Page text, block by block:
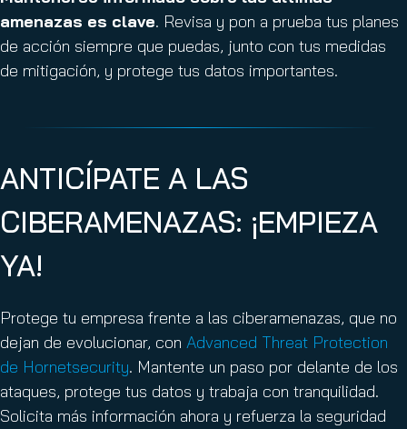
amenazas es clave. Revisa y pon a prueba tus planes
de acción siempre que puedas, junto con tus medidas
de mitigación, y protege tus datos importantes.
ANTICÍPATE A LAS
CIBERAMENAZAS: ¡EMPIEZA
YA!
Protege tu empresa frente a las ciberamenazas, que no
dejan de evolucionar, con Advanced Threat Protection
de Hornetsecurity. Mantente un paso por delante de los
ataques, protege tus datos y trabaja con tranquilidad.
Solicita más información ahora y refuerza la seguridad